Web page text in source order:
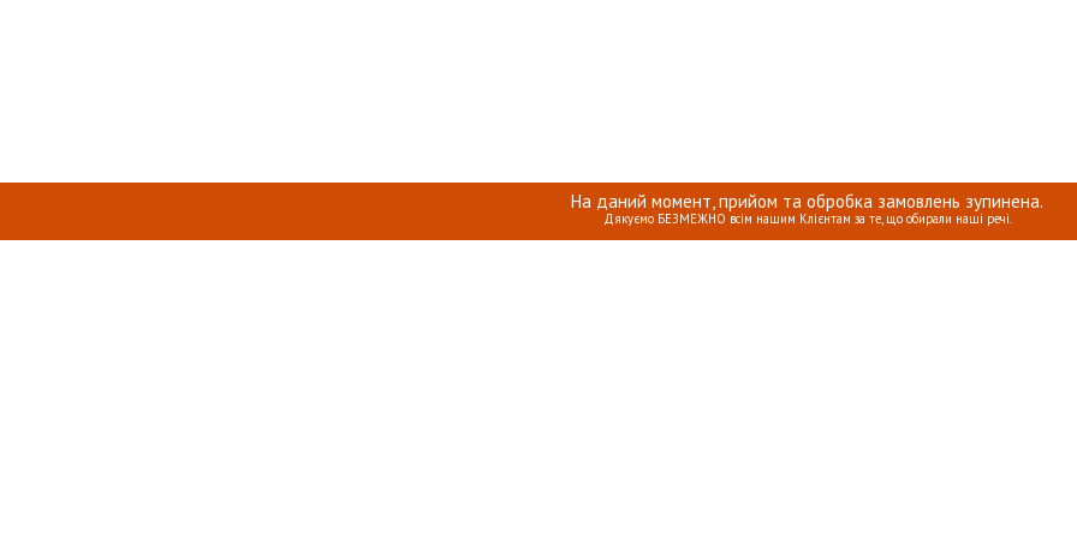
На даний момент, прийом та обробка замовлень зупинена.
Дякуємо БЕЗМЕЖНО всім нашим Клієнтам за те, що обирали наші речі.